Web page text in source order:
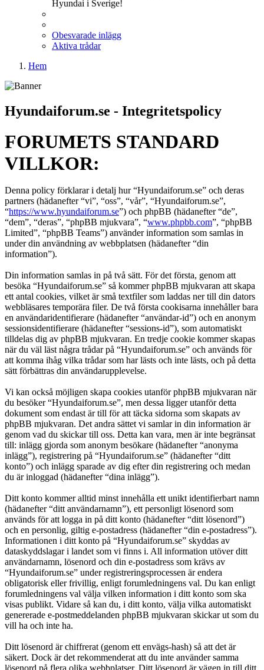
Hyundai i Sverige!
Obesvarade inlägg
Aktiva trådar
Hem
Hyundaiforum.se - Integritetspolicy
FORUMETS STANDARD
VILLKOR:
Denna policy förklarar i detalj hur “Hyundaiforum.se” och deras
partners (hädanefter “vi”, “oss”, “vår”, “Hyundaiforum.se”,
“https://www.hyundaiforum.se”) och phpBB (hädanefter “de”,
“dem”, “deras”, “phpBB mjukvara”, “www.phpbb.com”, “phpBB
Limited”, “phpBB Teams”) använder information som samlas in
under din användning av webbplatsen (hädanefter “din
information”).
Din information samlas in på två sätt. För det första, genom att
besöka “Hyundaiforum.se” så kommer phpBB mjukvaran att skapa
ett antal cookies, vilket är små textfiler som laddas ner till din dators
webbläsares temporära filer. De två första cookisarna innehåller bara
en användaridentifierare (hädanefter “användar-id”) och en anonym
sessionsidentifierare (hädanefter “sessions-id”), som automatiskt
tilldelas dig av phpBB mjukvaran. En tredje cookie kommer skapas
när du väl läst några trådar på “Hyundaiforum.se” och används för
att komma ihåg vilka trådar som har lästs och inte lästs, och på detta
sätt förbättras din användarupplevelse.
Vi kan också möjligen skapa cookies utanför phpBB mjukvaran när
du besöker “Hyundaiforum.se”, men dessa ligger utanför detta
dokument som endast är till för att täcka sidorna som skapats av
phpBB mjukvaran. Det andra sättet vi samlar in din information är
genom vad du skickar till oss. Detta kan vara, men är inte begränsat
till: inlägg gjorda som anonym besökare (hädanefter “anonyma
inlägg”), registrering på “Hyundaiforum.se” (hädanefter “ditt
konto”) och inlägg sparade av dig efter din registrering och medan
du är inloggad (hädanefter “dina inlägg”).
Ditt konto kommer alltid minst innehålla ett unikt identifierbart namn
(hädanefter “ditt användarnamn”), ett personligt lösenord som
används för att logga in på ditt konto (hädanefter “ditt lösenord”)
och en personlig, giltig e-postadress (hädanefter “din e-postadress”).
Informationen i ditt konto på “Hyundaiforum.se” skyddas av
dataskyddslagar i landet som vi finns i. All information utöver ditt
användarnamn, lösenord och din e-postadress som krävs av
“Hyundaiforum.se” under registreringsprocessen är endera
obligatorisk eller frivillig, enligt forumledningens val. Du kan enligt
forumledningens val välja vilken information i ditt konto som ska
visas publikt. Vidare så kan du, i ditt konto, välja vilka automatiskt
genererade e-postmeddelanden phpBB mjukvaran skickar ut som du
vill ha och inte ha.
Ditt lösenord är chiffrerat (genom ett envägs-hash) så att det är
säkert. Dock är det rekommenderat att du inte använder samma
lösenord på flera olika webbplatser. Ditt lösenord är vägen in till ditt